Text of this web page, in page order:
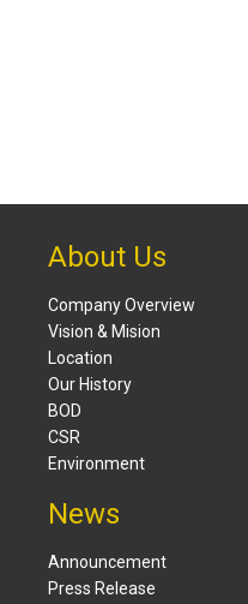
About Us
Company Overview
Vision & Mision
Location
Our History
BOD
CSR
Environment
News
Announcement
Press Release